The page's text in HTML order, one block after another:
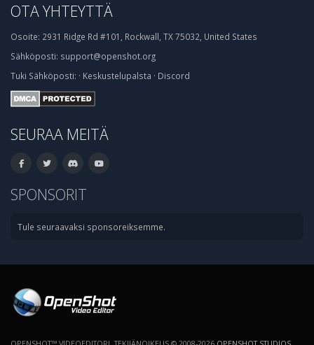
OTA YHTEYTTÄ
Osoite: 2931 Ridge Rd #101, Rockwall, TX 75032, United States
Sähköposti: support@openshot.org
Tuki Sähköposti: · Keskustelupalsta · Discord
SEURAA MEITÄ
SPONSORIT
Tule seuraavaksi sponsoreiksemme.